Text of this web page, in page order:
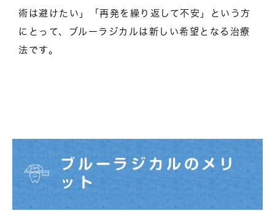
術は避けたい」「再発を繰り返して不安」という方
にとって、ブルーラジカルは新しい希望となる治療
法です。
ブルーラジカルのメリ
ット